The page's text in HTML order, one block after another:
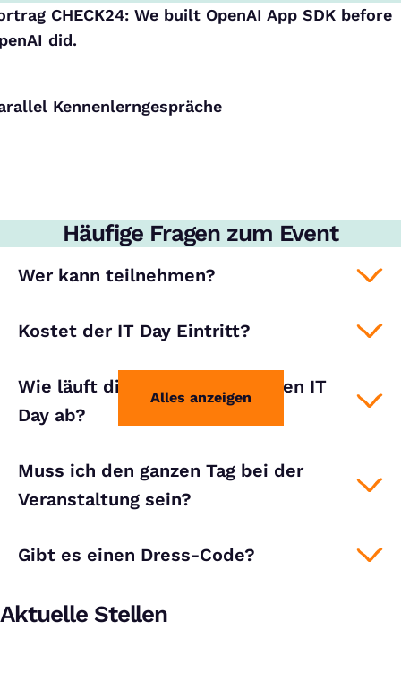
CHECK24: We built OpenAI App SDK before
did.
Kennenlerngespräche
Alles anzeigen
Häufige Fragen zum Event
Wer kann teilnehmen?
Kostet der IT Day Eintritt?
Wie läuft die Bewerbung für den IT
Day ab?
Muss ich den ganzen Tag bei der
Veranstaltung sein?
Gibt es einen Dress-Code?
Aktuelle Stellen